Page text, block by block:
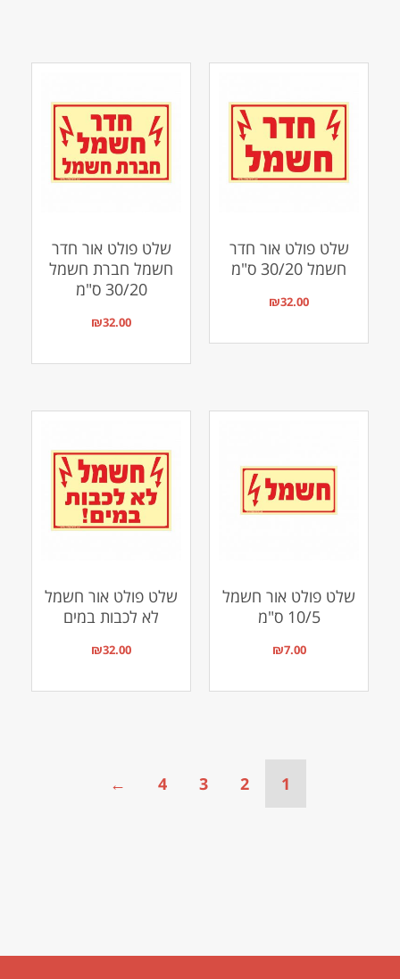
שלט פולט אור חדר
חשמל 30/20 ס"מ
₪32.00
שלט פולט אור חדר
חשמל חברת חשמל
30/20 ס"מ
₪32.00
שלט פולט אור חשמל
10/5 ס"מ
₪7.00
שלט פולט אור חשמל
לא לכבות במים
₪32.00
1
2
3
4
←